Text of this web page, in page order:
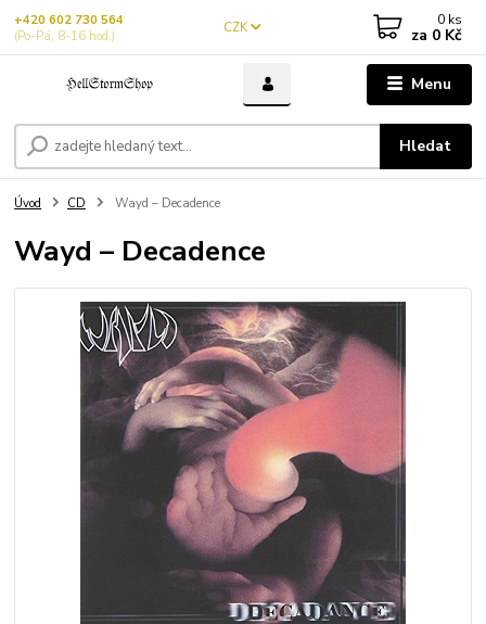
Menu
CZK
Hledat
+420 602 730 564
(Po-Pá, 8-16 hod.)
0 ks
za 0 Kč
Úvod CD Wayd – Decadence
Wayd – Decadence